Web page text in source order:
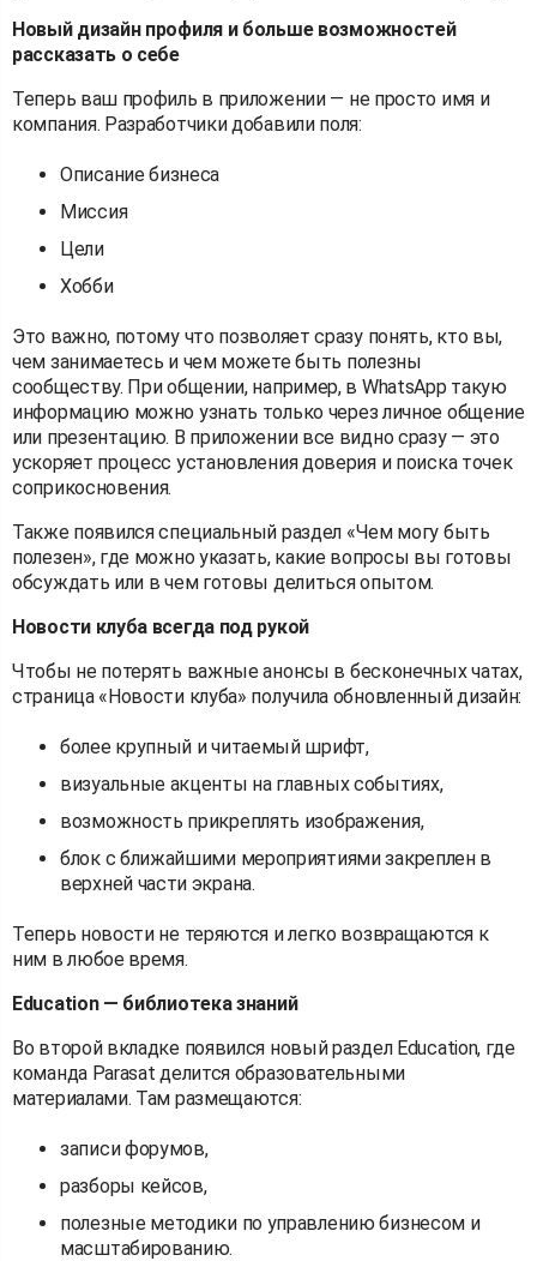
Новый дизайн профиля и больше возможностей
рассказать о себе
Теперь ваш профиль в приложении — не просто имя и
компания. Разработчики добавили поля:
Описание бизнеса
Миссия
Цели
Хобби
Это важно, потому что позволяет сразу понять, кто вы,
чем занимаетесь и чем можете быть полезны
сообществу. При общении, например, в WhatsApp такую
информацию можно узнать только через личное общение
или презентацию. В приложении все видно сразу — это
ускоряет процесс установления доверия и поиска точек
соприкосновения.
Также появился специальный раздел «Чем могу быть
полезен», где можно указать, какие вопросы вы готовы
обсуждать или в чем готовы делиться опытом.
Новости клуба всегда под рукой
Чтобы не потерять важные анонсы в бесконечных чатах,
страница «Новости клуба» получила обновленный дизайн:
более крупный и читаемый шрифт,
визуальные акценты на главных событиях,
возможность прикреплять изображения,
блок с ближайшими мероприятиями закреплен в
верхней части экрана.
Теперь новости не теряются и легко возвращаются к
ним в любое время.
Education — библиотека знаний
Во второй вкладке появился новый раздел Education, где
команда Parasat делится образовательными
материалами. Там размещаются:
записи форумов,
разборы кейсов,
полезные методики по управлению бизнесом и
масштабированию.